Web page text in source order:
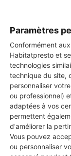
Paramètres
Conformément
Habitatpresto et
technologies
technique du site,
personnaliser
ou professionnel)
adaptées à vos
permettent
d'améliorer la
Vous pouvez
ou personnaliser
12 ans